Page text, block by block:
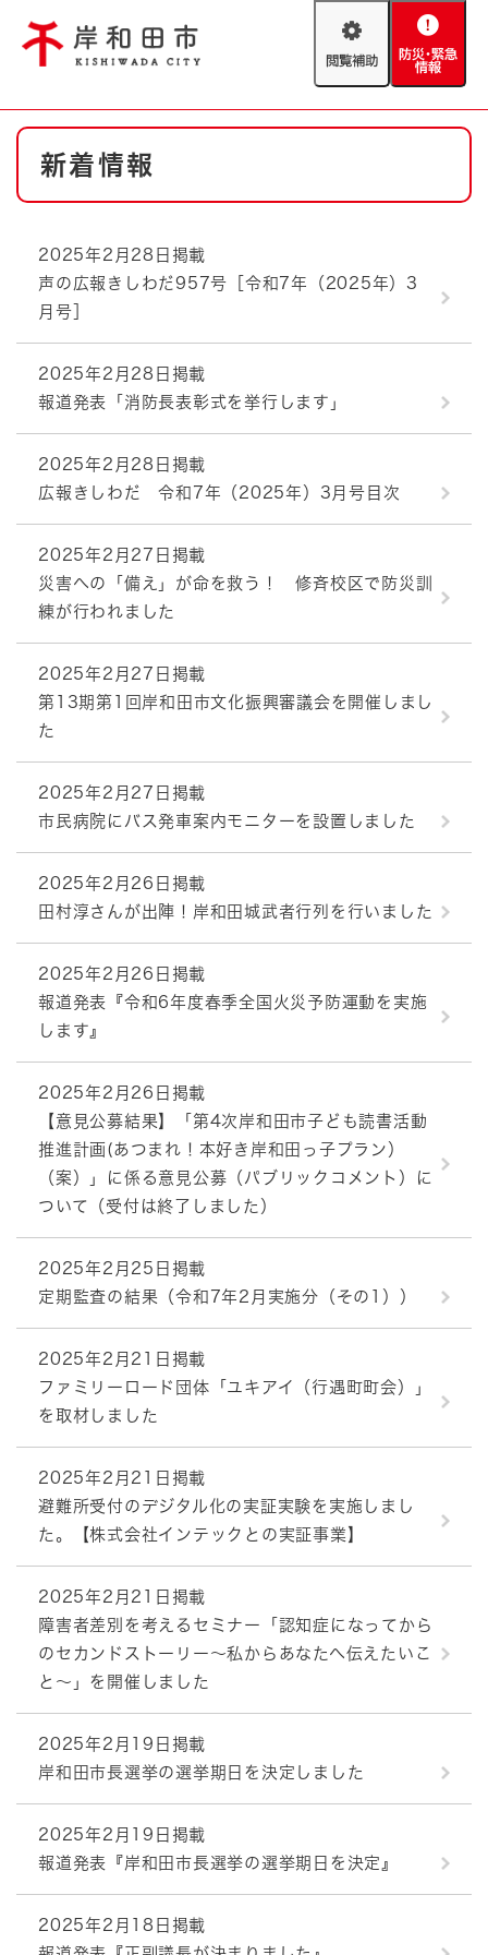
閲
助
防
緊
やさしい日本語
文字サイズ 標準 拡大
背景色変更
防災・緊急情報
ハザードマップ AED設置箇所
とじる
本
新着情報
2025年2月28日掲載
声の広報きしわだ957号［令和7年（2025年）3
月号］
2025年2月28日掲載
報道発表「消防長表彰式を挙行します」
2025年2月28日掲載
広報きしわだ 令和7年（2025年）3月号目次
2025年2月27日掲載
災害への「備え」が命を救う！ 修斉校区で防災訓
練が行われました
2025年2月27日掲載
第13期第1回岸和田市文化振興審議会を開催しまし
た
2025年2月27日掲載
市民病院にバス発車案内モニターを設置しました
2025年2月26日掲載
田村淳さんが出陣！岸和田城武者行列を行いました
2025年2月26日掲載
報道発表『令和6年度春季全国火災予防運動を実施
します』
2025年2月26日掲載
【意見公募結果】「第4次岸和田市子ども読書活動
推進計画(あつまれ！本好き岸和田っ子プラン）
（案）」に係る意見公募（パブリックコメント）に
ついて（受付は終了しました）
2025年2月25日掲載
定期監査の結果（令和7年2月実施分（その1））
2025年2月21日掲載
ファミリーロード団体「ユキアイ（行遇町町会）」
を取材しました
2025年2月21日掲載
避難所受付のデジタル化の実証実験を実施しまし
た。【株式会社インテックとの実証事業】
2025年2月21日掲載
障害者差別を考えるセミナー「認知症になってから
のセカンドストーリー～私からあなたへ伝えたいこ
と～」を開催しました
2025年2月19日掲載
岸和田市長選挙の選挙期日を決定しました
2025年2月19日掲載
報道発表『岸和田市長選挙の選挙期日を決定』
2025年2月18日掲載